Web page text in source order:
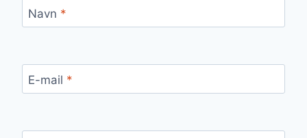
Navn *
E-mail *